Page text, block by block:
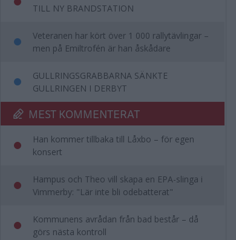
TILL NY BRANDSTATION
Veteranen har kört över 1 000 rallytävlingar –
men på Emiltrofén är han åskådare
GULLRINGSGRABBARNA SÄNKTE
GULLRINGEN I DERBYT
MEST KOMMENTERAT
Han kommer tillbaka till Låxbo – för egen
konsert
Hampus och Theo vill skapa en EPA-slinga i
Vimmerby: "Lär inte bli odebatterat"
Kommunens avrådan från bad består – då
görs nästa kontroll